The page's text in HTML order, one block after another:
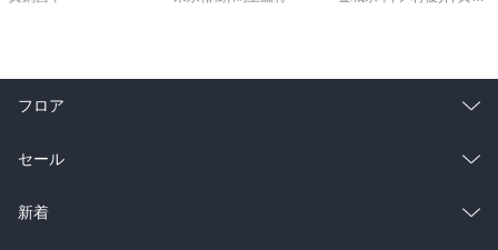
フロア
総合
ラノベ
セール
総合
新着